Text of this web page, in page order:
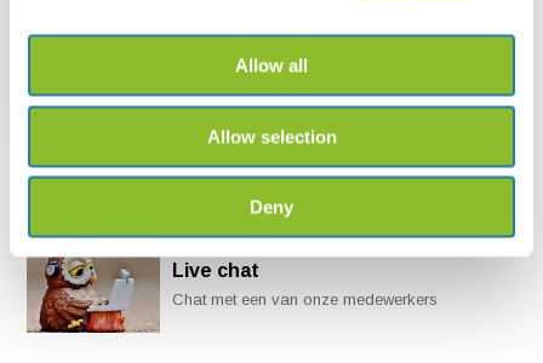
Allow all
Allow selection
Deny
Whales & Dolphins of
€ 20,50 € 14,50
Live chat
Chat met een van onze medewerkers